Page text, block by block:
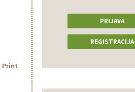
Print
PRIJAVA
REGISTRACIJA